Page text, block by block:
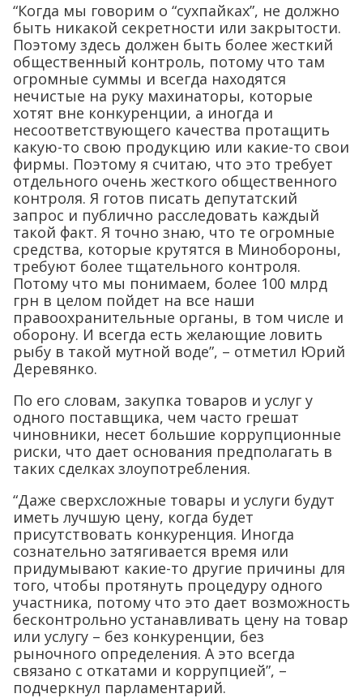
“Когда мы говорим о “сухпайках”, не должно
быть никакой секретности или закрытости.
Поэтому здесь должен быть более жесткий
общественный контроль, потому что там
огромные суммы и всегда находятся
нечистые на руку махинаторы, которые
хотят вне конкуренции, а иногда и
несоответствующего качества протащить
какую-то свою продукцию или какие-то свои
фирмы. Поэтому я считаю, что это требует
отдельного очень жесткого общественного
контроля. Я готов писать депутатский
запрос и публично расследовать каждый
такой факт. Я точно знаю, что те огромные
средства, которые крутятся в Минобороны,
требуют более тщательного контроля.
Потому что мы понимаем, более 100 млрд
грн в целом пойдет на все наши
правоохранительные органы, в том числе и
оборону. И всегда есть желающие ловить
рыбу в такой мутной воде”, – отметил Юрий
Деревянко.
По его словам, закупка товаров и услуг у
одного поставщика, чем часто грешат
чиновники, несет большие коррупционные
риски, что дает основания предполагать в
таких сделках злоупотребления.
“Даже сверхсложные товары и услуги будут
иметь лучшую цену, когда будет
присутствовать конкуренция. Иногда
сознательно затягивается время или
придумывают какие-то другие причины для
того, чтобы протянуть процедуру одного
участника, потому что это дает возможность
бесконтрольно устанавливать цену на товар
или услугу – без конкуренции, без
рыночного определения. А это всегда
связано с откатами и коррупцией”, –
подчеркнул парламентарий.